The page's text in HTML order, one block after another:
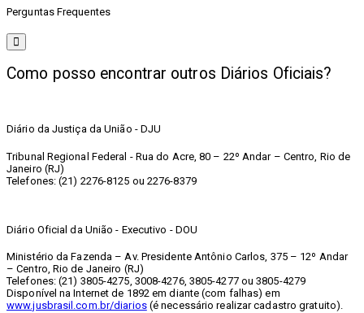
Perguntas Frequentes
Como posso encontrar outros Diários Oficiais?
Diário da Justiça da União - DJU
Tribunal Regional Federal - Rua do Acre, 80 – 22º Andar – Centro, Rio de
Janeiro (RJ)
Telefones: (21) 2276-8125 ou 2276-8379
Diário Oficial da União - Executivo - DOU
Ministério da Fazenda – Av. Presidente Antônio Carlos, 375 – 12º Andar
– Centro, Rio de Janeiro (RJ)
Telefones: (21) 3805-4275, 3008-4276, 3805-4277 ou 3805-4279
Disponível na Internet de 1892 em diante (com falhas) em
www.jusbrasil.com.br/diarios(é necessário realizar cadastro gratuito).